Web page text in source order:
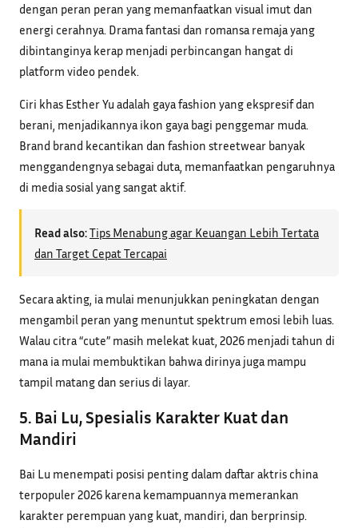
dengan peran peran yang memanfaatkan visual imut dan
energi cerahnya. Drama fantasi dan romansa remaja yang
dibintanginya kerap menjadi perbincangan hangat di
platform video pendek.
Ciri khas Esther Yu adalah gaya fashion yang ekspresif dan
berani, menjadikannya ikon gaya bagi penggemar muda.
Brand brand kecantikan dan fashion streetwear banyak
menggandengnya sebagai duta, memanfaatkan pengaruhnya
di media sosial yang sangat aktif.
Read also:Tips Menabung agar Keuangan Lebih Tertata
dan Target Cepat Tercapai
Secara akting, ia mulai menunjukkan peningkatan dengan
mengambil peran yang menuntut spektrum emosi lebih luas.
Walau citra “cute” masih melekat kuat, 2026 menjadi tahun di
mana ia mulai membuktikan bahwa dirinya juga mampu
tampil matang dan serius di layar.
5. Bai Lu, Spesialis Karakter Kuat dan
Mandiri
Bai Lu menempati posisi penting dalam daftar aktris china
terpopuler 2026 karena kemampuannya memerankan
karakter perempuan yang kuat, mandiri, dan berprinsip.